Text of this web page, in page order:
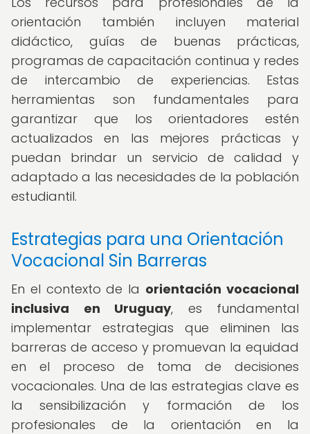
orientación también incluyen material
didáctico, guías de buenas prácticas,
programas de capacitación continua y redes
de intercambio de experiencias. Estas
herramientas son fundamentales para
garantizar que los orientadores estén
actualizados en las mejores prácticas y
puedan brindar un servicio de calidad y
adaptado a las necesidades de la población
estudiantil.
Estrategias para una Orientación
Vocacional Sin Barreras
En el contexto de la orientación vocacional
inclusiva en Uruguay, es fundamental
implementar estrategias que eliminen las
barreras de acceso y promuevan la equidad
en el proceso de toma de decisiones
vocacionales. Una de las estrategias clave es
la sensibilización y formación de los
profesionales de la orientación en la